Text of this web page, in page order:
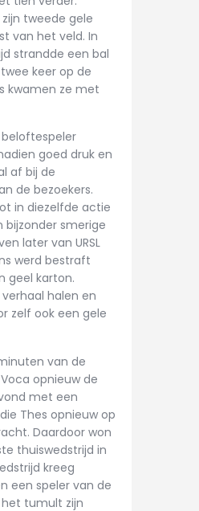
tweede gele
van het veld. In
strandde een bal
twee keer op de
kwamen ze met
goed druk en
af bij de
de bezoekers.
in diezelfde actie
bijzonder smerige
later van URSL
werd bestraft
geel karton.
halen en
zelf ook een gele
van de
opnieuw de
met een
Thes opnieuw op
Daardoor won
thuiswedstrijd in
kreeg
een speler van de
tumult zijn